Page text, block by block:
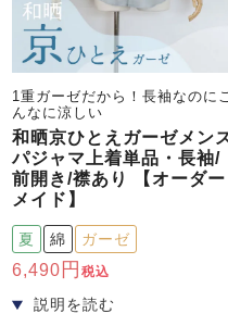
春
ガー
柄物
売れ筋ランキング
- Item Ranking -
売れ筋ランキング
- Item Ranking -
目的別でさが
すべてのメン
ズ
パジャマ
長袖
1重ガーゼだから！長袖なのにこ
んなに涼しい
和晒京ひとえガーゼメン
パジャマ上着単品・長袖/
前開き/襟あり 【オーダー
メイド】
夏 綿 ガーゼ
6,490 税込